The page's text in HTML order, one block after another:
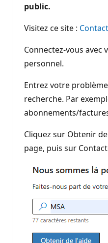
public.
Visitez ce site :
Connectez-vous
personnel.
Entrez votre
recherche. Par
abonnements/
Cliquez sur Obtenir de
page, puis sur